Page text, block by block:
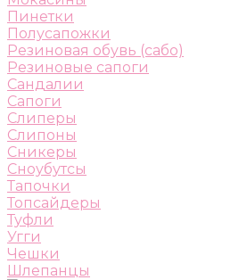
Пинетки
Полусапожки
Резиновая обувь (сабо)
Резиновые сапоги
Сандалии
Сапоги
Слиперы
Слипоны
Сникеры
Сноубутсы
Тапочки
Топсайдеры
Туфли
Угги
Чешки
Шлепанцы